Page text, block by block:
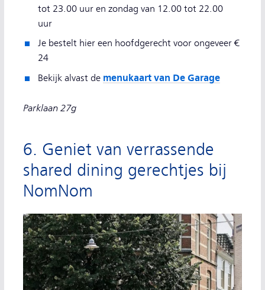
tot 23.00 uur en zondag van 12.00 tot 22.00
uur
Je bestelt hier een hoofdgerecht voor ongeveer €
24
Bekijk alvast de menukaart van De Garage
Parklaan 27g
6. Geniet van verrassende
shared dining gerechtjes bij
NomNom